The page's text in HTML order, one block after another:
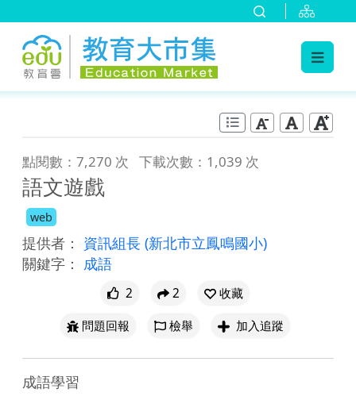
點閱數：7,270 次 下載次數：1,039 次
語文遊戲
web
提供者： 資訊組長 (新北市立鳳鳴國小)
關鍵字： 成語
2 2
收藏
問題回報
檢舉 加入追蹤
成語學習